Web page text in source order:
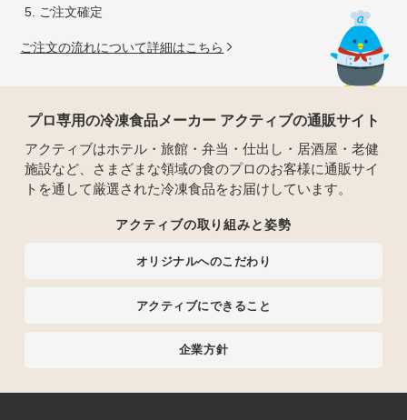
ご注文確定
ご注文の流れについて詳細はこちら
プロ専用の冷凍食品メーカー アクティブの通販サイト
アクティブはホテル・旅館・弁当・仕出し・居酒屋・老健
施設など、さまざまな領域の食のプロのお客様に通販サイ
トを通して厳選された冷凍食品をお届けしています。
アクティブの取り組みと姿勢
オリジナルへのこだわり
アクティブにできること
企業方針